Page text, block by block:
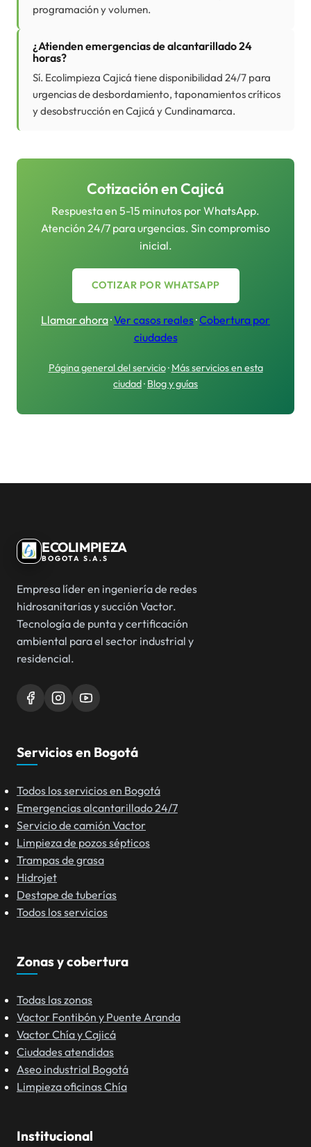
programación y volumen.
¿Atienden emergencias de alcantarillado 24
horas?
Sí. Ecolimpieza Cajicá tiene disponibilidad 24/7 para
urgencias de desbordamiento, taponamientos críticos
y desobstrucción en Cajicá y Cundinamarca.
Cotización enCajicá
Respuesta en 5-15 minutos por WhatsApp.
Atención 24/7 para urgencias. Sin compromiso
inicial.
COTIZAR POR WHATSAPP
Llamar ahora·Ver casos reales·Cobertura por
ciudades
Página general del servicio· Más servicios en esta
ciudad· Blog y guías
ECOLIMPIEZA
BOGOTA S.A.S
Empresa líder en ingeniería de redes
hidrosanitarias y succión Vactor.
Tecnología de punta y certificación
ambiental para el sector industrial y
residencial.
Servicios en Bogotá
Todos los servicios en Bogotá
Emergencias alcantarillado 24/7
Servicio de camión Vactor
Limpieza de pozos sépticos
Trampas de grasa
Hidrojet
Destape de tuberías
Todos los servicios
Zonas y cobertura
Todas las zonas
Vactor Fontibón y Puente Aranda
Vactor Chía y Cajicá
Ciudades atendidas
Aseo industrial Bogotá
Limpieza oficinas Chía
Institucional